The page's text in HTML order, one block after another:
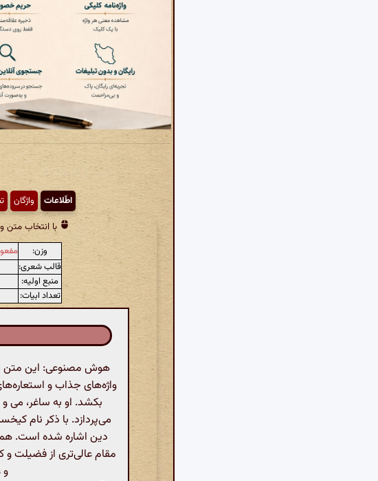
اطّلاعات واژگان
با انتخاب متن
وزن:
قالب شعری:
منبع اولیه:
تعداد ابیات:
هوش مصنوعی: این متن
واژه‌های جذاب و
بکشد. او به ساغر، می
می‌پردازد. با ذکر نام
دین اشاره شده است.
مقام عالی‌تری از فضیلت